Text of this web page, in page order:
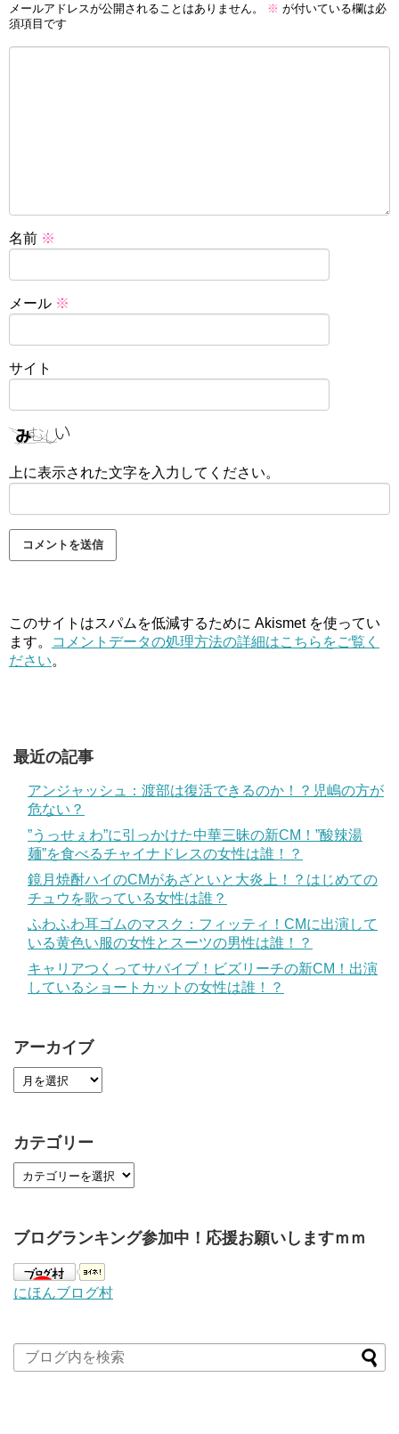
メールアドレスが公開されることはありません。 ※ が付いている欄は必
須項目です
名前 ※
メール ※
サイト
上に表示された文字を入力してください。
このサイトはスパムを低減するために Akismet を使ってい
ます。
コメントデータの処理方法の詳細はこちらをご覧く
ださい。
最近の記事
アンジャッシュ：渡部は復活できるのか！？児嶋の方が
危ない？
”うっせぇわ”に引っかけた中華三昧の新CM！”酸辣湯
麺”を食べるチャイナドレスの女性は誰！？
鏡月焼酎ハイのCMがあざといと大炎上！？はじめての
チュウを歌っている女性は誰？
ふわふわ耳ゴムのマスク：フィッティ！CMに出演して
いる黄色い服の女性とスーツの男性は誰！？
キャリアつくってサバイブ！ビズリーチの新CM！出演
しているショートカットの女性は誰！？
アーカイブ
カテゴリー
ブログランキング参加中！応援お願いしますｍｍ
にほんブログ村